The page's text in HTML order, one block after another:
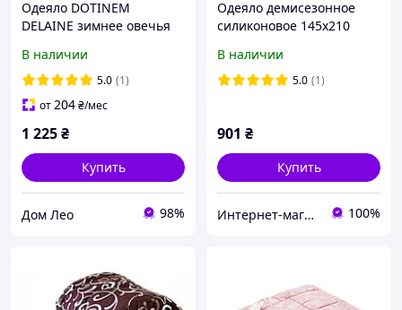
Одеяло DOTINEM
DELAINE зимнее овечья
полутороспальное
145х210 см (214869-1)
В наличии
5.0 (1)
от204₴/мес
1 225₴
Купить
Дом Лео 98%
Одеяло демисезонное
силиконовое 145х210
В наличии
5.0 (1)
901 ₴
Купить
Интернет-магазин «Ивушка» Текстильные принадлежности для домашнего уюта 100%